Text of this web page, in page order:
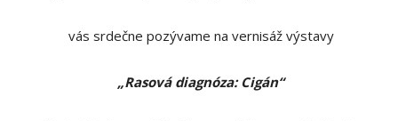
vás srdečne pozývame na vernisáž výstavy
„Rasová diagnóza: Cigán“